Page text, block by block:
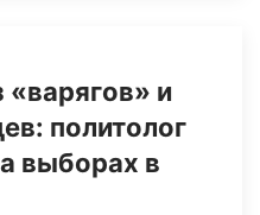
и
политолог
выборах в